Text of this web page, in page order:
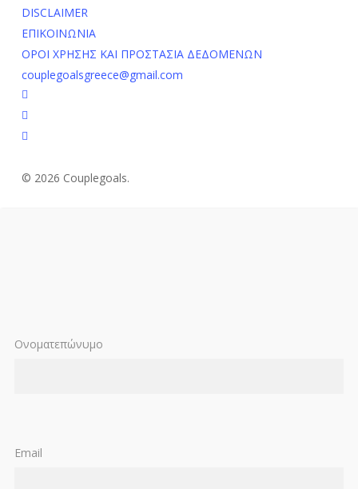
DISCLAIMER
ΕΠΙΚΟΙΝΩΝΙΑ
ΟΡΟΙ ΧΡΗΣΗΣ ΚΑΙ ΠΡΟΣΤΑΣΙΑ ΔΕΔΟΜΕΝΩΝ
couplegoalsgreece@gmail.com
facebook
youtube
instagram
© 2026 Couplegoals.
Ονοματεπώνυμο
Email